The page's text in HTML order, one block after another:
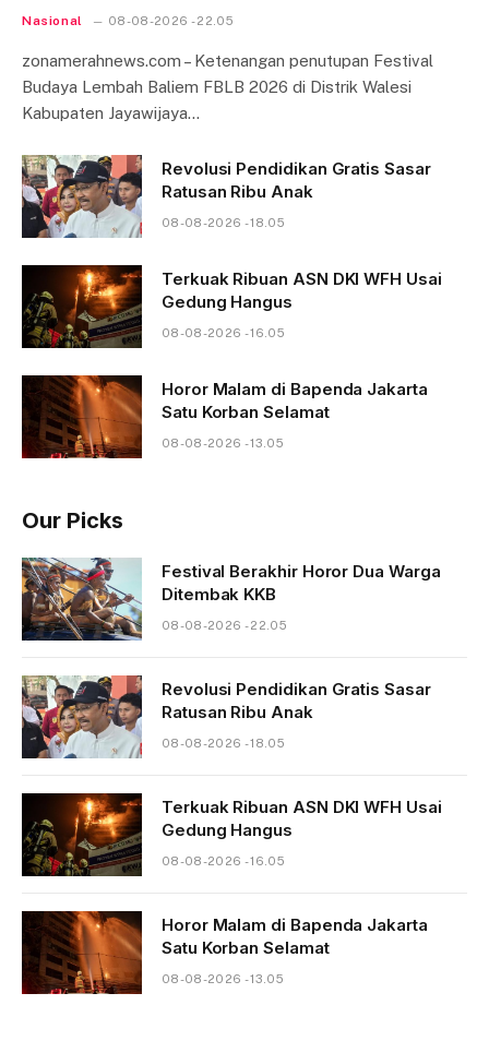
Nasional 08-08-2026 - 22.05
zonamerahnews.com – Ketenangan penutupan Festival
Budaya Lembah Baliem FBLB 2026 di Distrik Walesi
Kabupaten Jayawijaya…
Revolusi Pendidikan Gratis Sasar
Ratusan Ribu Anak
08-08-2026 - 18.05
Terkuak Ribuan ASN DKI WFH Usai
Gedung Hangus
08-08-2026 - 16.05
Horor Malam di Bapenda Jakarta
Satu Korban Selamat
08-08-2026 - 13.05
Our Picks
Festival Berakhir Horor Dua Warga
Ditembak KKB
08-08-2026 - 22.05
Revolusi Pendidikan Gratis Sasar
Ratusan Ribu Anak
08-08-2026 - 18.05
Terkuak Ribuan ASN DKI WFH Usai
Gedung Hangus
08-08-2026 - 16.05
Horor Malam di Bapenda Jakarta
Satu Korban Selamat
08-08-2026 - 13.05